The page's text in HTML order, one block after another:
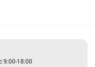
9:00-18:00